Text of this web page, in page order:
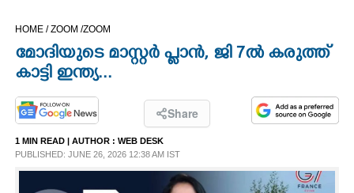
OPINION
HOME /ZOOM /ZOOM
മോദിയുടെ മാസ്റ്റർ പ്ലാൻ, ജി 7ൽ കരുത്ത്
കാട്ടി ഇന്ത്യ...
Share
1 MIN READ | AUTHOR : WEB DESK
PUBLISHED: JUNE 26, 2026 12:38 AM IST